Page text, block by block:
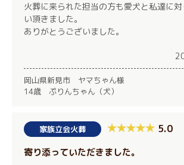
火葬に来られた担当の方も愛犬と私達に
い頂きました。
ありがとうございました。
岡山県新見市 ヤマちゃん様
14歳 ぷりんちゃん（犬）
家族立会火葬 5.0
寄り添っていただきました。